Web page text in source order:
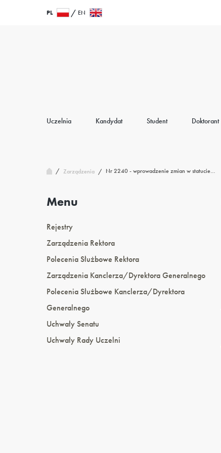
PL EN
Uczelnia Kandydat Student Doktorant
/ Zarządzenia / Nr 2240 - wprowadzenie zmian w statucie…
Menu
Rejestry
Zarządzenia Rektora
Polecenia Służbowe Rektora
Zarządzenia Kanclerza/Dyrektora Generalnego
Polecenia Służbowe Kanclerza/Dyrektora
Generalnego
Uchwały Senatu
Uchwały Rady Uczelni